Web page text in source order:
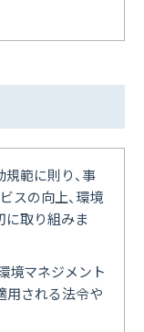
範に則り、事
スの向上、環境
に取り組みま
境マネジメント
用される法令や